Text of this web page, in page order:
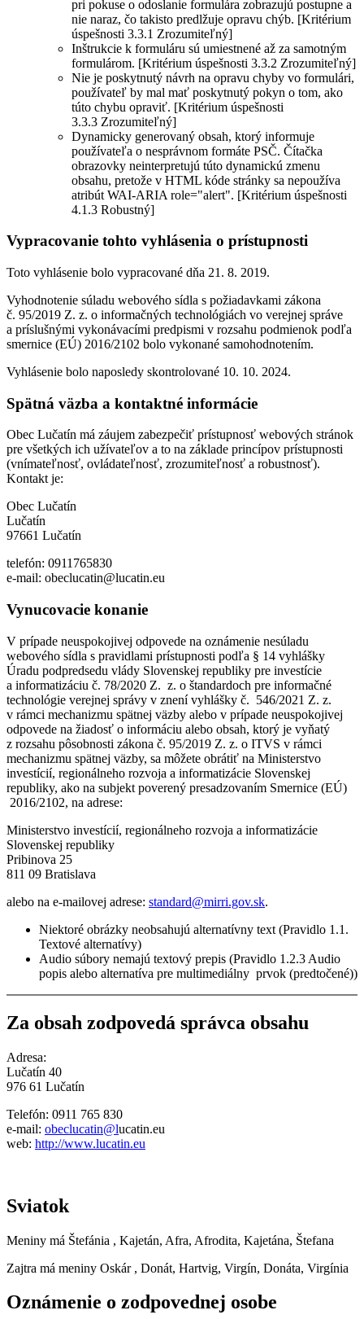
pri pokuse o odoslanie formulára zobrazujú postupne a
nie naraz, čo takisto predlžuje opravu chýb. [Kritérium
úspešnosti 3.3.1 Zrozumiteľný]
Inštrukcie k formuláru sú umiestnené až za samotným
formulárom. [Kritérium úspešnosti 3.3.2 Zrozumiteľný]
Nie je poskytnutý návrh na opravu chyby vo formulári,
používateľ by mal mať poskytnutý pokyn o tom, ako
túto chybu opraviť. [Kritérium úspešnosti
3.3.3 Zrozumiteľný]
Dynamicky generovaný obsah, ktorý informuje
používateľa o nesprávnom formáte PSČ. Čítačka
obrazovky neinterpretujú túto dynamickú zmenu
obsahu, pretože v HTML kóde stránky sa nepoužíva
atribút WAI-ARIA role="alert". [Kritérium úspešnosti
4.1.3 Robustný]
Vypracovanie tohto vyhlásenia o prístupnosti
Toto vyhlásenie bolo vypracované dňa 21. 8. 2019.
Vyhodnotenie súladu webového sídla s požiadavkami zákona
č. 95/2019 Z. z. o informačných technológiách vo verejnej správe
a príslušnými vykonávacími predpismi v rozsahu podmienok podľa
smernice (EÚ) 2016/2102 bolo vykonané samohodnotením.
Vyhlásenie bolo naposledy skontrolované 10. 10. 2024.
Spätná väzba a kontaktné informácie
Obec Lučatín má záujem zabezpečiť prístupnosť webových stránok
pre všetkých ich užívateľov a to na základe princípov prístupnosti
(vnímateľnosť, ovládateľnosť, zrozumiteľnosť a robustnosť).
Kontakt je:
Obec Lučatín
Lučatín
97661 Lučatín
telefón: 0911765830
e-mail: obeclucatin@lucatin.eu
Vynucovacie konanie
V prípade neuspokojivej odpovede na oznámenie nesúladu
webového sídla s pravidlami prístupnosti podľa § 14 vyhlášky
Úradu podpredsedu vlády Slovenskej republiky pre investície
a informatizáciu č. 78/2020 Z. z. o štandardoch pre informačné
technológie verejnej správy v znení vyhlášky č. 546/2021 Z. z.
v rámci mechanizmu spätnej väzby alebo v prípade neuspokojivej
odpovede na žiadosť o informáciu alebo obsah, ktorý je vyňatý
z rozsahu pôsobnosti zákona č. 95/2019 Z. z. o ITVS v rámci
mechanizmu spätnej väzby, sa môžete obrátiť na Ministerstvo
investícií, regionálneho rozvoja a informatizácie Slovenskej
republiky, ako na subjekt poverený presadzovaním Smernice (EÚ)
2016/2102, na adrese:
Ministerstvo investícií, regionálneho rozvoja a informatizácie
Slovenskej republiky
Pribinova 25
811 09 Bratislava
alebo na e-mailovej adrese: standard@mirri.gov.sk.
Niektoré obrázky neobsahujú alternatívny text (Pravidlo 1.1.
Textové alternatívy)
Audio súbory nemajú textový prepis (Pravidlo 1.2.3 Audio
popis alebo alternatíva pre multimediálny prvok (predtočené))
Za obsah zodpovedá správca obsahu
Adresa:
Lučatín 40
976 61 Lučatín
Telefón: 0911 765 830
e-mail: obeclucatin@lucatin.eu
web: http://www.lucatin.eu
Sviatok
Meniny má Štefánia , Kajetán, Afra, Afrodita, Kajetána, Štefana
Zajtra má meniny Oskár , Donát, Hartvig, Virgín, Donáta, Virgínia
Oznámenie o zodpovednej osobe